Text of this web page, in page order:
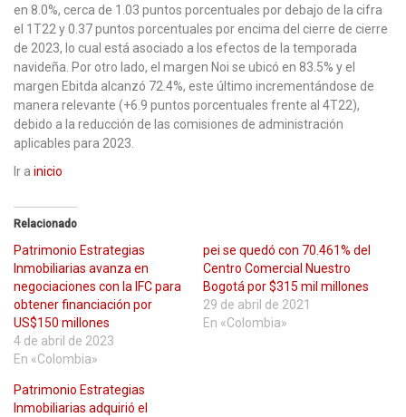
en 8.0%, cerca de 1.03 puntos porcentuales por debajo de la cifra
el 1T22 y 0.37 puntos porcentuales por encima del cierre de cierre
de 2023, lo cual está asociado a los efectos de la temporada
navideña. Por otro lado, el margen Noi se ubicó en 83.5% y el
margen Ebitda alcanzó 72.4%, este último incrementándose de
manera relevante (+6.9 puntos porcentuales frente al 4T22),
debido a la reducción de las comisiones de administración
aplicables para 2023.
Ir a inicio
Relacionado
Patrimonio Estrategias
Inmobiliarias avanza en
negociaciones con la IFC para
obtener financiación por
US$150 millones
4 de abril de 2023
En «Colombia»
pei se quedó con 70.461% del
Centro Comercial Nuestro
Bogotá por $315 mil millones
29 de abril de 2021
En «Colombia»
Patrimonio Estrategias
Inmobiliarias adquirió el